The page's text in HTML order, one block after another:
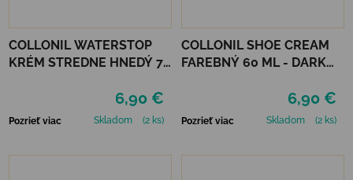
COLLONIL WATERSTOP
KRÉM STREDNE HNEDÝ 75
6,90 €
Pozrieť viac Skladom (2 ks)
COLLONIL SHOE CREAM
FAREBNÝ 60 ML - DARK
6,90 €
Pozrieť viac Skladom (2 ks)